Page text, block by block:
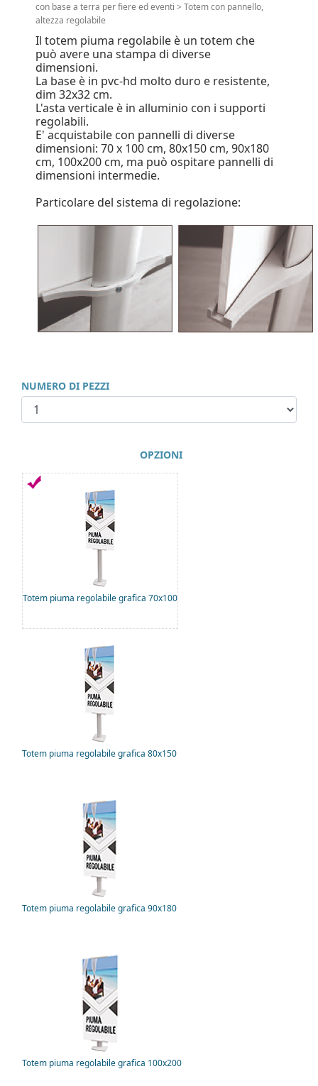
con base a terra per fiere ed eventi > Totem con pannello,
altezza regolabile
Il totem piuma regolabile è un totem che
può avere una stampa di diverse
dimensioni.
La base è in pvc-hd molto duro e resistente,
dim 32x32 cm.
L'asta verticale è in alluminio con i supporti
regolabili.
E' acquistabile con pannelli di diverse
dimensioni: 70 x 100 cm, 80x150 cm, 90x180
cm, 100x200 cm, ma può ospitare pannelli di
dimensioni intermedie.
Particolare del sistema di regolazione:
NUMERO DI PEZZI
OPZIONI
Totem piuma regolabile grafica 70x100
Totem piuma regolabile grafica 80x150
Totem piuma regolabile grafica 90x180
Totem piuma regolabile grafica 100x200